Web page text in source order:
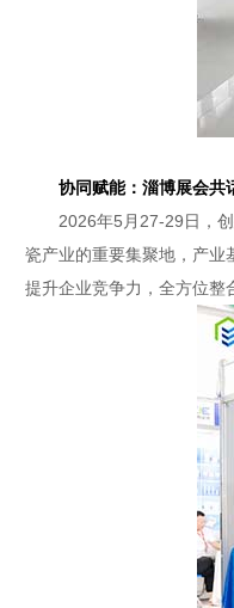
协同赋能：淄博展会共
2026年5月27-29日，
瓷产业的重要集聚地，产业
提升企业竞争力，全方位整